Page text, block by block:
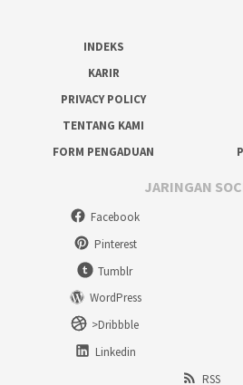
INDEKS
KARIR
PRIVACY POLICY
TENTANG KAMI
FORM PENGADUAN
JARINGAN
Facebook
Pinterest
Tumblr
WordPress
>Dribbble
Linkedin
RSS